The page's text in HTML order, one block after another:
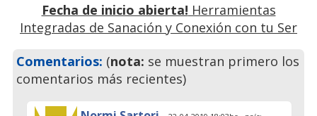
Fecha de inicio abierta! Herramientas
Integradas de Sanación y Conexión con tu Ser
Previo
Siguiente
Comentarios: (nota: se muestran primero los
comentarios más recientes)